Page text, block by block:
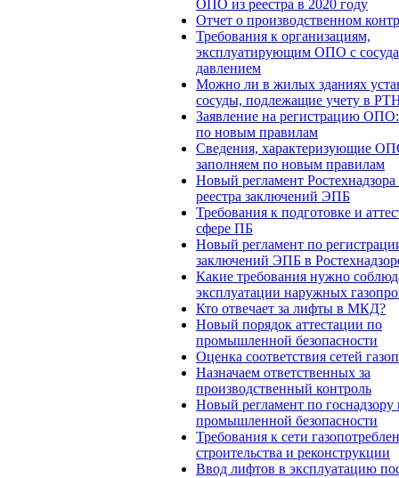
ОПО из реестра в 2020 году
Отчет о производственном
Требования к организациям,
эксплуатирующим ОПО с
давлением
Можно ли в жилых зданиях
сосуды, подлежащие учету в
Заявление на регистрацию
по новым правилам
Сведения, характеризующие
заполняем по новым правилам
Новый регламент
реестра заключений ЭПБ
Требования к подготовке и
сфере ПБ
Новый регламент по
заключений ЭПБ в
Какие требования нужно
эксплуатации наружных
Кто отвечает за лифты в МКД?
Новый порядок аттестации по
промышленной безопасности
Оценка соответствия сетей
Назначаем ответственных за
производственный контроль
Новый регламент по госнадзору
промышленной безопасности
Требования к сети
строительства и реконструкции
Ввод лифтов в эксплуатацию